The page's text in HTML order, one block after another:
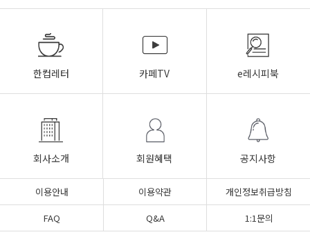
한컵레터 카페TV e레시피북
회사소개 회원혜택 공지사항
이용안내 이용약관
개인정보취급방침
FAQ
Q&A 1:1문의